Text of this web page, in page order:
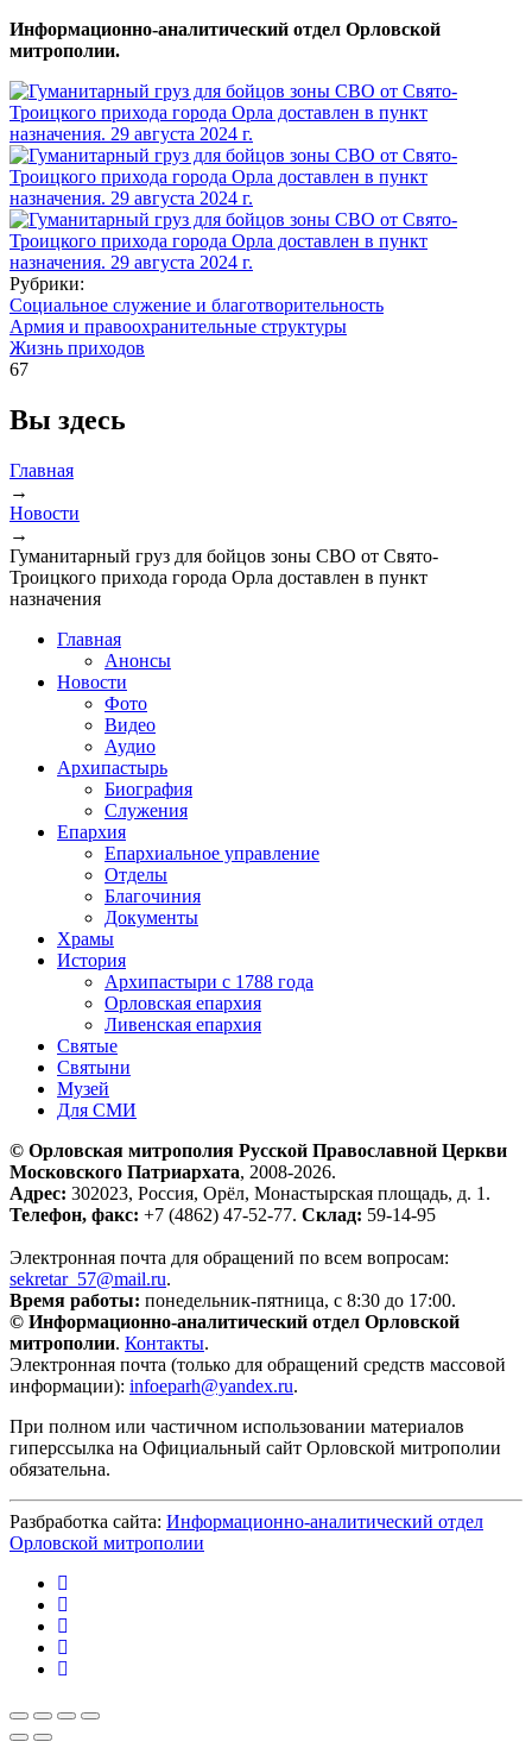
Информационно-аналитический отдел Орловской
митрополии.
Рубрики:
Социальное служение и благотворительность
Армия и правоохранительные структуры
Жизнь приходов
67
Вы здесь
Главная
→
Новости
→
Гуманитарный груз для бойцов зоны СВО от Свято-
Троицкого прихода города Орла доставлен в пункт
назначения
Главная
Анонсы
Новости
Фото
Видео
Аудио
Архипастырь
Биография
Служения
Епархия
Епархиальное управление
Отделы
Благочиния
Документы
Храмы
История
Архипастыри с 1788 года
Орловская епархия
Ливенская епархия
Святые
Святыни
Музей
Для СМИ
© Орловская митрополия Русской Православной Церкви
Московского Патриархата, 2008-2026.
Адрес: 302023, Россия, Орёл, Монастырская площадь, д. 1.
Телефон, факс: +7 (4862) 47-52-77. Склад: 59-14-95
Электронная почта для обращений по всем вопросам:
sekretar_57@mail.ru.
Время работы: понедельник-пятница, с 8:30 до 17:00.
© Информационно-аналитический отдел Орловской
митрополии. Контакты.
Электронная почта (только для обращений средств массовой
информации): infoeparh@yandex.ru.
При полном или частичном использовании материалов
гиперссылка на Официальный сайт Орловской митрополии
обязательна.
Разбработка сайта: Информационно-аналитический отдел
Орловской митрополии